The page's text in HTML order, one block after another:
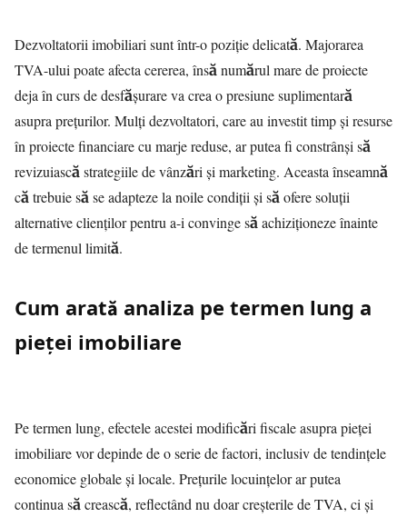
Dezvoltatorii imobiliari sunt într-o poziție delicată. Majorarea
TVA-ului poate afecta cererea, însă numărul mare de proiecte
deja în curs de desfășurare va crea o presiune suplimentară
asupra prețurilor. Mulți dezvoltatori, care au investit timp și resurse
în proiecte financiare cu marje reduse, ar putea fi constrânși să
revizuiască strategiile de vânzări și marketing. Aceasta înseamnă
că trebuie să se adapteze la noile condiții și să ofere soluții
alternative clienților pentru a-i convinge să achiziționeze înainte
de termenul limită.
Cum arată analiza pe termen lung a
pieței imobiliare
Pe termen lung, efectele acestei modificări fiscale asupra pieței
imobiliare vor depinde de o serie de factori, inclusiv de tendințele
economice globale și locale. Prețurile locuințelor ar putea
continua să crească, reflectând nu doar creșterile de TVA, ci și